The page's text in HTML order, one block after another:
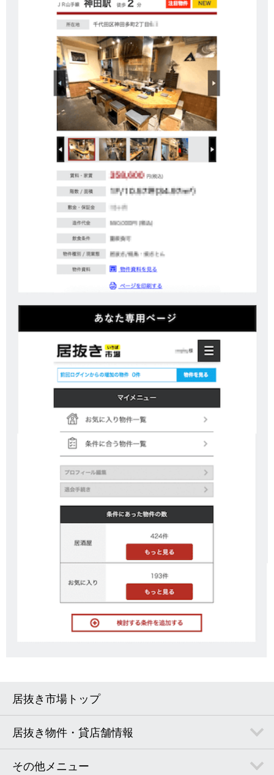
居抜き市場トップ
居抜き物件・貸店舗情報
その他メニュー